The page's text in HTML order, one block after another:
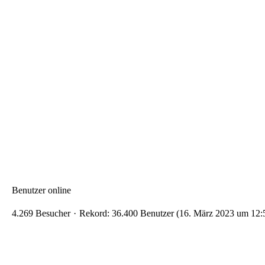
Benutzer online
4.269 Besucher Rekord: 36.400 Benutzer (16. März 2023 um